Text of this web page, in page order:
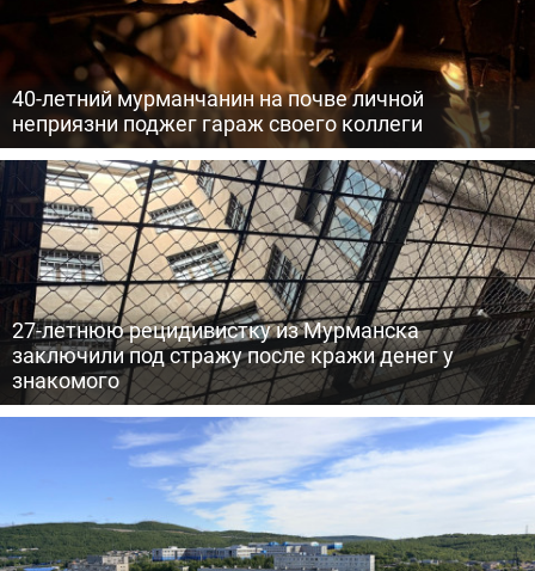
40-летний мурманчанин на почве личной
неприязни поджег гараж своего коллеги
27-летнюю рецидивистку из Мурманска
заключили под стражу после кражи денег у
знакомого